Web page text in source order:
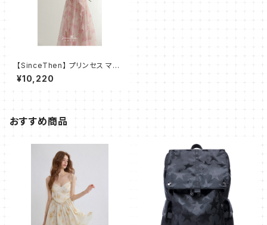
【SinceThen】 プリンセス マキ
シ フリル ワンピース ドレス
¥10,220
おすすめ商品